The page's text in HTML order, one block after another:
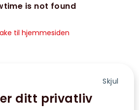
Skjul
ditt privatliv
is not found
til hjemmesiden